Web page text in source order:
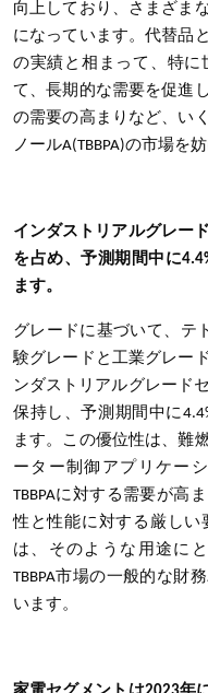
向上しており、さまざま
になっています。代替品
の実績と相まって、特
て、長期的な需要を促進
の需要の高まりなど、い
ノールA(TBBPA)の市場を
インダストリアルグレー
を占め、予測期間中に
ます。
グレードに基づいて、テ
験グレードと工業グレー
ンダストリアルグレード
保持し、予測期間中に
ます。この優位性は、難
ーター制御アプリケー
TBBPAに対する需要が高
性と性能に対する厳しい
は、そのような用途に
TBBPA市場の一般的な財
います。